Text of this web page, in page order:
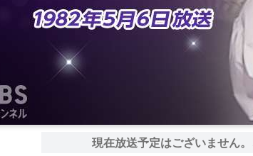
現在放送予定はございません。